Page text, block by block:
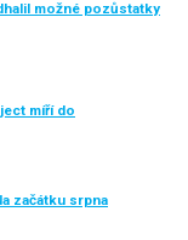
možné pozůstatky
míří do
začátku srpna